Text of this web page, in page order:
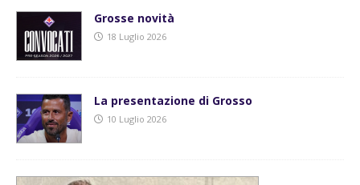
Grosse novità
18 Luglio 2026
La presentazione di Grosso
10 Luglio 2026